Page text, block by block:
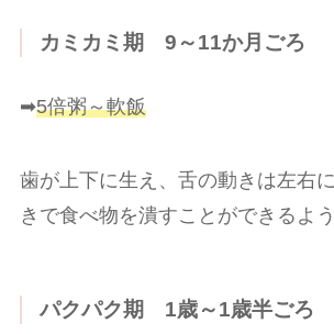
カミカミ期 9～11か月ごろ
➡5倍粥～軟飯
歯が上下に生え、舌の動きは左右
きで食べ物を潰すことができるよ
パクパク期 1歳～1歳半ごろ